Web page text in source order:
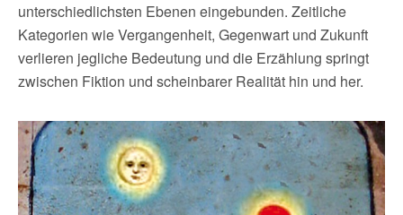
unterschiedlichsten Ebenen eingebunden. Zeitliche
Kategorien wie Vergangenheit, Gegenwart und Zukunft
verlieren jegliche Bedeutung und die Erzählung springt
zwischen Fiktion und scheinbarer Realität hin und her.